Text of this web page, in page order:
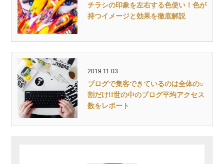
チラシの印象を左右する色使い！色が
持つイメージと効果を徹底解説
2019.11.03
ブログで集客できているのは全体の○
割だけ!!世の中のブログ平均アクセス
数をレポート